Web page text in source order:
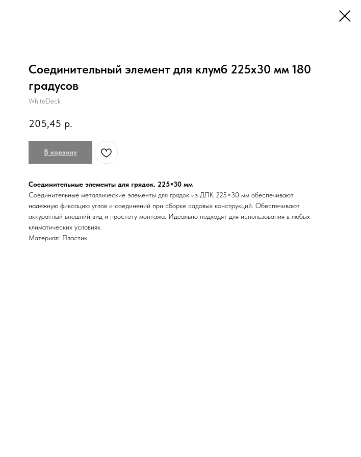
Соединительный элемент для клумб 225х30 мм 180
градусов
WhiteDeck
205,45 р.
В корзину
Соединительные элементы для грядок. 225×30 мм
Соединительные металлические элементы для грядок из ДПК 225×30 мм обеспечивают
надежную фиксацию углов и соединений при сборке садовых конструкций. Обеспечивают
аккуратный внешний вид и простоту монтажа. Идеально подходят для использования в любых
климатических условиях.
Материал: Пластик